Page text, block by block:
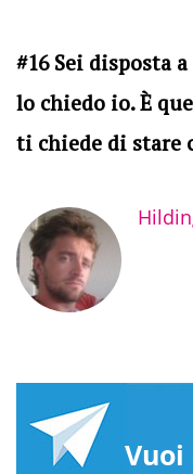
#16 Sei disposta
lo chiedo io. È
ti chiede di stare
Vuoi